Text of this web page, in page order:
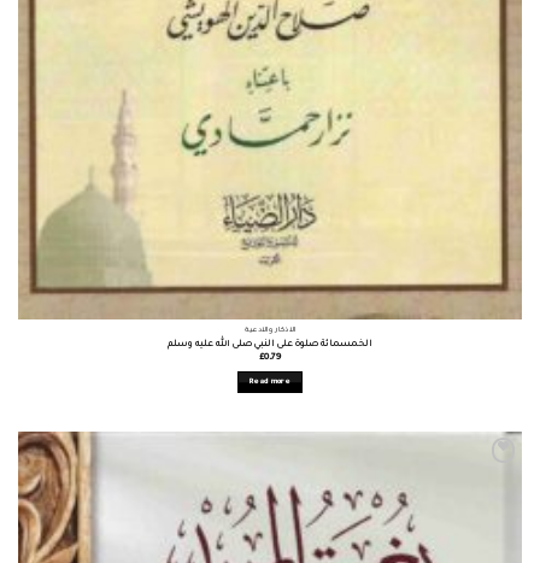
الأذكار والأدعية
الخمسمائة صلوة على النبي صلى الله عليه وسلم
£0.79
Read more